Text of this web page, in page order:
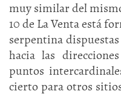
muy similar del
10 de La Venta está
serpentina
hacia las
puntos
cierto para otros